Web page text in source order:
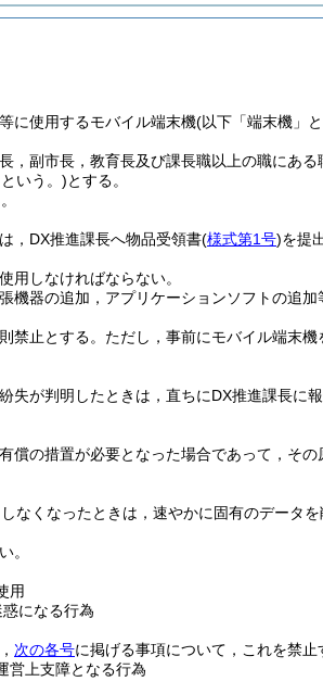
に使用するモバイル端末機(以下「端末機」
，副市長，教育長及び課長職以上の職にあ
いう。)とする。
，DX推進課長へ物品受領書(様式第1号)を提
用しなければならない。
機器の追加，アプリケーションソフトの追加
禁止とする。 ただし，事前にモバイル端末
失が判明したときは，直ちにDX推進課長に
償の措置が必要となった場合であって，そ
なくなったときは，速やかに固有のデータ
。
用
になる行為
次の各号に掲げる事項について，これを禁止
営上支障となる行為